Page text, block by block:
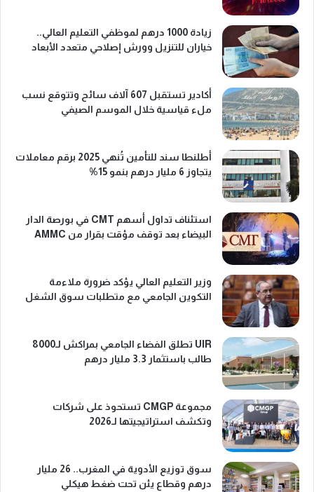
زيادة 1000 درهم لموظفي التعليم العالي..
خياران للتنزيل وورش إصلاحي متعدد الأبعاد
أكادير تستقبل 607 آلاف سائح وتتوقع نسب
ملء قياسية خلال الموسم الصيفي
أطلنطا سند للتأمين تُنهي 2025 برقم معاملات
يتجاوز 6 مليار درهم بنمو 15%
استئناف تداول أسهم CMT في بورصة الدار
البيضاء بعد توقف مؤقت بقرار من AMMC
وزير التعليم العالي يؤكد ضرورة ملاءمة
التكوين الجامعي مع متطلبات سوق الشغل
UIR تطلق الفضاء الجامعي بمراكش لـ8000
طالب باستثمار 3.3 مليار درهم
مجموعة CMGP تستحوذ على شركات
وتكشف استراتيجيتها لـ2026
سوق توزيع الأدوية في المغرب.. 26 مليار
درهم وقطاع يئن تحت ضغط هيكلي